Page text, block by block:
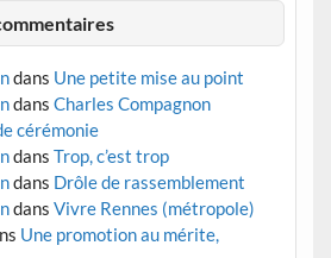
dans Une petite mise au point
dans Charles Compagnon
cérémonie
dans Trop, c’est trop
dans Drôle de rassemblement
dans Vivre Rennes (métropole)
Une promotion au mérite,